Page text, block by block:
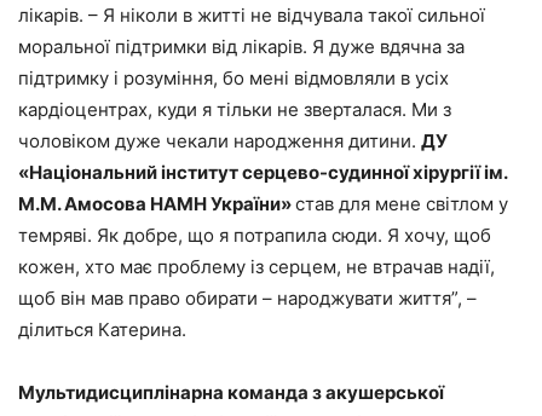
лікарів. – Я ніколи в житті не відчувала такої сильної
моральної підтримки від лікарів. Я дуже вдячна за
підтримку і розуміння, бо мені відмовляли в усіх
кардіоцентрах, куди я тільки не зверталася. Ми з
чоловіком дуже чекали народження дитини. ДУ
«Національний інститут серцево-судинної хірургії ім.
М.М. Амосова НАМН України»став для мене світлом у
темряві. Як добре, що я потрапила сюди. Я хочу, щоб
кожен, хто має проблему із серцем, не втрачав надії,
щоб він мав право обирати – народжувати життя”, –
ділиться Катерина.
Мультидисциплінарна команда з акушерської